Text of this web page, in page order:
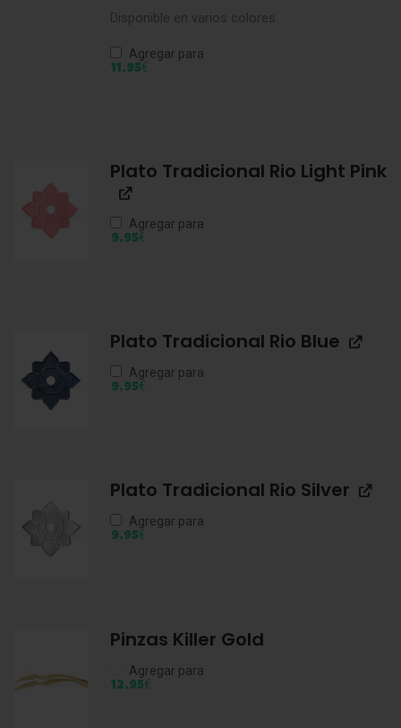
Disponible en varios colores.
Agregar para
11,95€
Plato Tradicional Rio Light Pink
Agregar para
9,95€
Plato Tradicional Rio Blue
Agregar para
9,95€
Plato Tradicional Rio Silver
Agregar para
9,95€
Pinzas Killer Gold
Agregar para
12,95€